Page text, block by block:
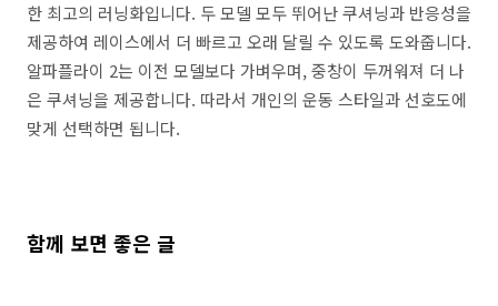
한 최고의 러닝화입니다. 두 모델 모두 뛰어난 쿠셔닝과 반응성을
제공하여 레이스에서 더 빠르고 오래 달릴 수 있도록 도와줍니다.
알파플라이 2는 이전 모델보다 가벼우며, 중창이 두꺼워져 더 나
은 쿠셔닝을 제공합니다. 따라서 개인의 운동 스타일과 선호도에
맞게 선택하면 됩니다.
함께 보면 좋은 글